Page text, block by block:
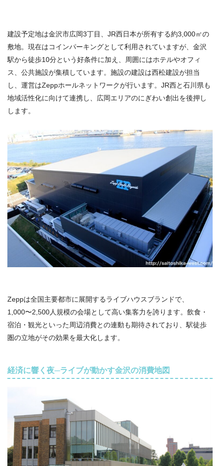
建設予定地は金沢市広岡3丁目、JR西日本が所有する約3,000㎡の
敷地。現在はコインパーキングとして利用されていますが、金沢
駅から徒歩10分という好条件に加え、周囲にはホテルやオフィ
ス、公共施設が集積しています。施設の建設は西松建設が担当
し、運営はZeppホールネットワークが行います。JR西と石川県も
地域活性化に向けて連携し、広岡エリアのにぎわい創出を後押し
します。
Zeppは全国主要都市に展開するライブハウスブランドで、
1,000〜2,500人規模の会場として高い集客力を誇ります。飲食・
宿泊・観光といった周辺消費との連動も期待されており、駅徒歩
圏の立地がその効果を最大化します。
経済に響く夜─ライブが動かす金沢の消費地図